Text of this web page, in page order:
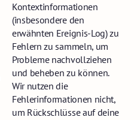
Kontextinformationen
(insbesondere den
erwähnten Ereignis-Log) zu
Fehlern zu sammeln, um
Probleme nachvollziehen
und beheben zu können.
Wir nutzen die
Fehlerinformationen nicht,
um Rückschlüsse auf deine